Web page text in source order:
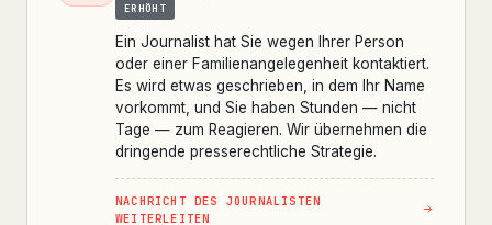
ERHÖHT
Ein Journalist hat Sie wegen Ihrer Person
oder einer Familienangelegenheit kontaktiert.
Es wird etwas geschrieben, in dem Ihr Name
vorkommt, und Sie haben Stunden — nicht
Tage — zum Reagieren. Wir übernehmen die
dringende presserechtliche Strategie.
NACHRICHT DES JOURNALISTEN
WEITERLEITEN